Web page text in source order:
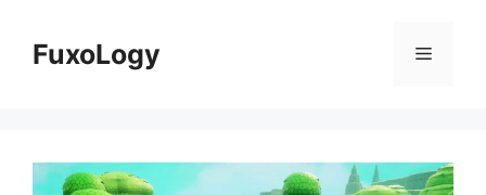
contentFuxoLogy Menu